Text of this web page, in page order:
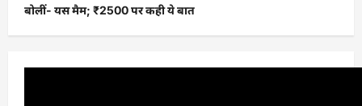
बोलीं- यस मैम; ₹2500 पर कही ये बात